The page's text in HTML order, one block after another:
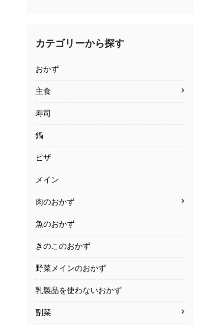
カテゴリーから探す
おかず
主食
寿司
鍋
ピザ
メイン
肉のおかず
魚のおかず
きのこのおかず
野菜メインのおかず
乳製品を使わないおかず
副菜